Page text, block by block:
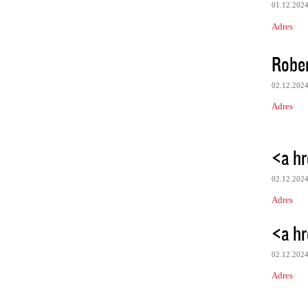
01.12.2024
Adres
02.12.2024
Adres
<a
02.12.2024
Adres
<a
02.12.2024
Adres